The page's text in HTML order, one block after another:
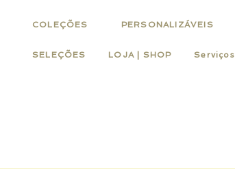
COLEÇÕES PERSONALIZÁVEIS
SELEÇÕES LOJA | SHOP Serviços